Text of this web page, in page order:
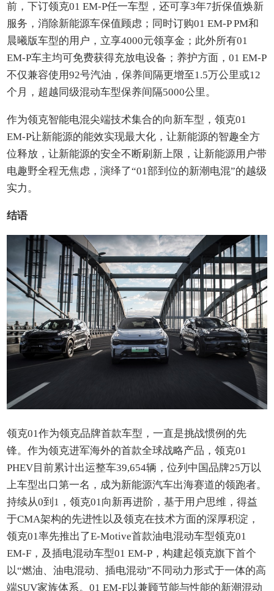
前，下订领克01 EM-P任一车型，还可享3年7折保值焕新
服务，消除新能源车保值顾虑；同时订购01 EM-P PM和
晨曦版车型的用户，立享4000元领享金；此外所有01
EM-P车主均可免费获得充放电设备；养护方面，01 EM-P
不仅兼容使用92号汽油，保养间隔更增至1.5万公里或12
个月，超越同级混动车型保养间隔5000公里。
作为领克智能电混尖端技术集合的向新车型，领克01
EM-P让新能源的能效实现最大化，让新能源的智趣全方
位释放，让新能源的安全不断刷新上限，让新能源用户带
电趣野全程无焦虑，演绎了“01部到位的新潮电混”的越级
实力。
结语
领克01作为领克品牌首款车型，一直是挑战惯例的先
锋。作为领克进军海外的首款全球战略产品，领克01
PHEV目前累计出运整车39,654辆，位列中国品牌25万以
上车型出口第一名，成为新能源汽车出海赛道的领跑者。
持续从0到1，领克01向新再进阶，基于用户思维，得益
于CMA架构的先进性以及领克在技术方面的深厚积淀，
领克01率先推出了E-Motive首款油电混动车型领克01
EM-F，及插电混动车型01 EM-P，构建起领克旗下首个
以“燃油、油电混动、插电混动”不同动力形式于一体的高
端SUV家族体系。01 EM-F以兼顾节能与性能的新潮混动